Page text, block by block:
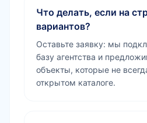
Что делать, если на
вариантов?
Оставьте заявку: мы
базу агентства и
объекты, которые не
открытом каталоге.